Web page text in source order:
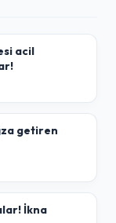
acil
getiren
İkna